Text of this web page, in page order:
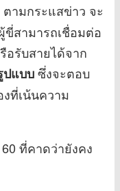
ตามกระแสข่าว จะ
ขี่สามารถเชื่อมต่อ
อรับสายได้จาก
ปแบบซึ่งจะตอบ
ที่เน้นความ
ที่คาดว่ายังคง